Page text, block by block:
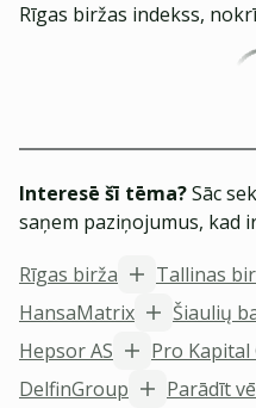
Rīgas biržas indekss,
Interesē šī tēma?Sāc
saņem paziņojumus, kad
Rīgas birža
Tallinas
HansaMatrix
Šiaulių
Hepsor AS
Pro Kapital
DelfinGroup
Parādīt